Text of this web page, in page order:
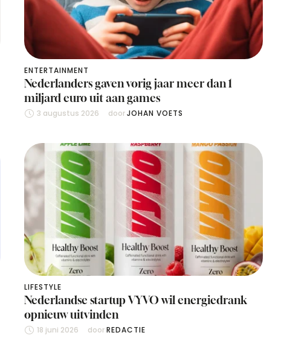
ENTERTAINMENT
Nederlanders gaven vorig jaar meer dan 1
miljard euro uit aan games
3 augustus 2026 door JOHAN VOETS
LIFESTYLE
Nederlandse startup VYVO wil energiedrank
opnieuw uitvinden
18 juni 2026 door REDACTIE